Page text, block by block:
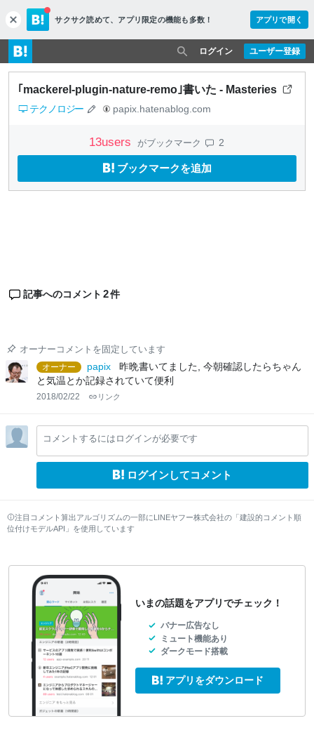
c
l
o
s
e
サクサク読めて、 アプリ限定の機能も多数！ アプリで開く
ユーザー登録
ログイン
｢mackerel-plugin-nature-remo｣書いた - Masteries
テクノロジー papix.hatenablog.com
13users がブックマーク 2
ブックマークを追加
記事へのコメント 2件
オーナーコメントを固定しています
オーナー
papix
昨晩書いてました, 今朝確認したらちゃん
と気温とか記録されていて便利
2018/02/22 リンク
コメントするにはログインが必要です
ログインしてコメント
注目コメント算出アルゴリズムの一部にLINEヤフー株式会社の「建設的コメント順
位付けモデルAPI」を使用しています
いまの話題をアプリでチェック！
バナー広告なし
ミュート機能あり
ダークモード搭載
アプリをダウンロード